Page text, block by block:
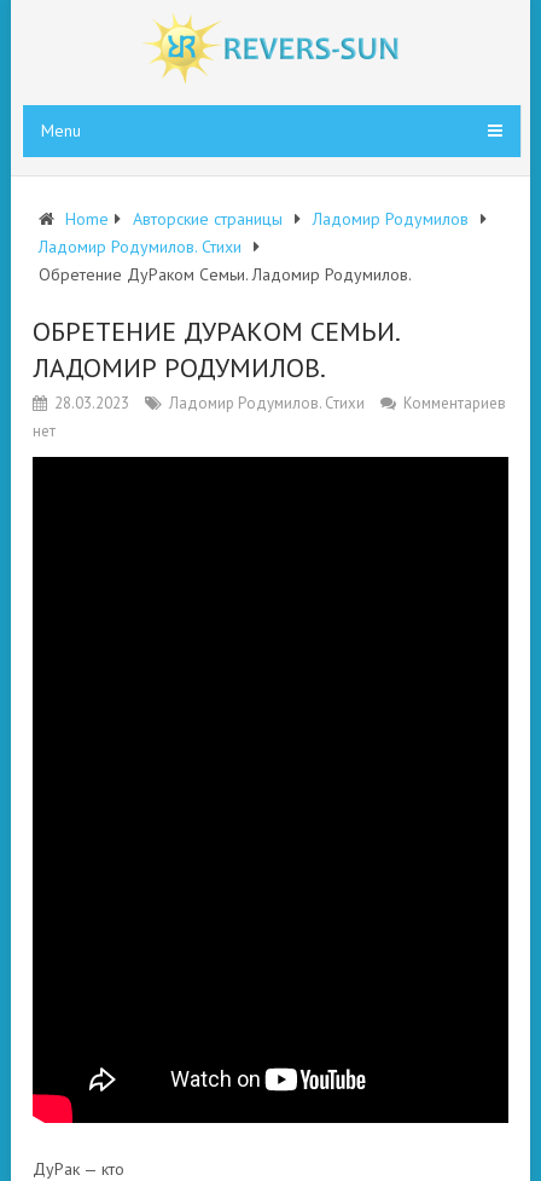
Menu
Home Авторские страницы
Ладомир Родумилов
Ладомир Родумилов. Стихи
Обретение ДуРаком Семьи. Ладомир Родумилов.
ОБРЕТЕНИЕ ДУРАКОМ СЕМЬИ.
ЛАДОМИР РОДУМИЛОВ.
28.03.2023 Ладомир Родумилов. Стихи
Комментариев
нет
ДуРак — кто